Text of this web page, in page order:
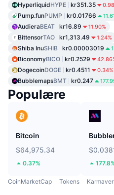
HyperliquidHYPE kr351.35
Pump.funPUMP kr0.01766
AudieraBEAT kr16.89 11.90%
BittensorTAO kr1,313.49 1.24%
Shiba InuSHIB kr0.00003019
BiconomyBICO kr0.2529
DogecoinDOGE kr0.4511 0.34%
BubblemapsBMT kr0.247
Populære
Bitcoin
$64,975.34
0.37%
CoinMarketCap Tokens